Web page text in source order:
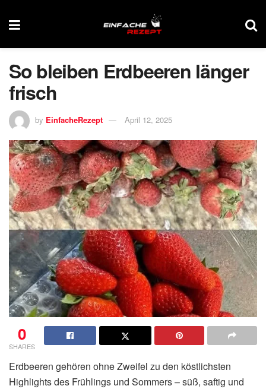
So bleiben Erdbeeren länger
frisch
by EinfacheRezept April 12, 2025
0
SHARES
Erdbeeren gehören ohne Zweifel zu den köstlichsten
Highlights des Frühlings und Sommers – süß, saftig und